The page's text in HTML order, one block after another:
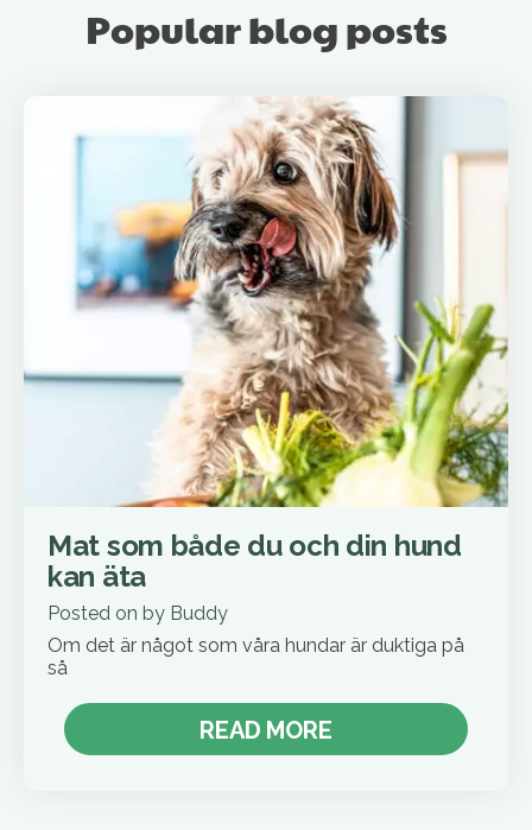
Popular blog posts
Mat som både du och din hund
kan äta
Posted on by Buddy
Om det är något som våra hundar är duktiga på
så
READ MORE